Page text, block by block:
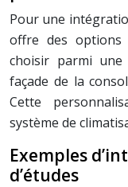
Pour une
offre des options
choisir parmi
façade de la
Cette
système de
Exemples
d’études